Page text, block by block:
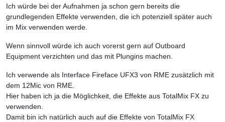
Ich würde bei der Aufnahmen ja schon gern bereits die
grundlegenden Effekte verwenden, die ich potenziell später auch
im Mix verwenden werde.
Wenn sinnvoll würde ich auch vorerst gern auf Outboard
Equipment verzichten und das mit Plungins machen.
Ich verwende als Interface Fireface UFX3 von RME zusätzlich mit
dem 12Mic von RME.
Hier haben ich ja die Möglichkeit, die Effekte aus TotalMix FX zu
verwenden.
Damit bin ich natürlich auch auf die Effekte von TotalMix FX